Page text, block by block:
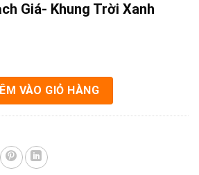
Giá- Khung Trời Xanh
Khung Trời Xanh số lượng
VÀO GIỎ HÀNG